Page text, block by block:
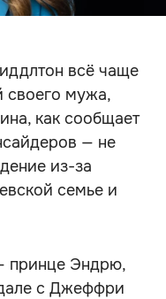
всё чаще
своего мужа,
как сообщает
— не
из-за
семье и
принце Эндрю,
с Джеффри